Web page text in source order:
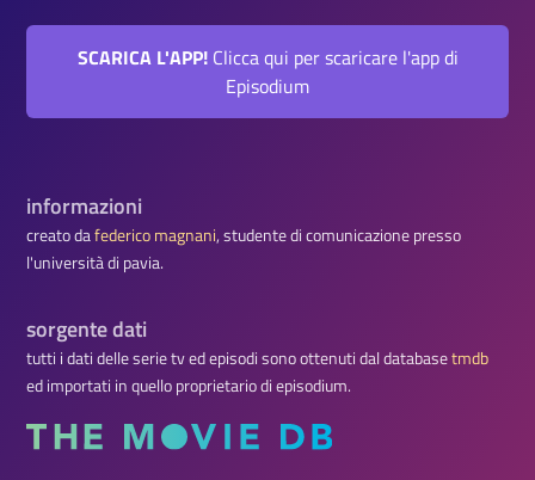
SCARICA L'APP!Clicca qui per scaricare l'app di
Episodium
informazioni
creato dafederico magnani, studente di comunicazione presso
l'università di pavia.
sorgente dati
tutti i dati delle serie tv ed episodi sono ottenuti dal databasetmdb
ed importati in quello proprietario di episodium.